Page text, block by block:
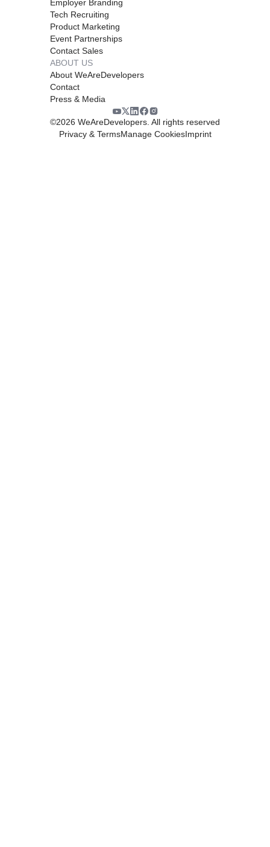
Employer Branding
Tech Recruiting
Product Marketing
Event Partnerships
Contact Sales
ABOUT US
About WeAreDevelopers
Contact
Press & Media
©2026 WeAreDevelopers. All rights reserved
Privacy & TermsManage CookiesImprint